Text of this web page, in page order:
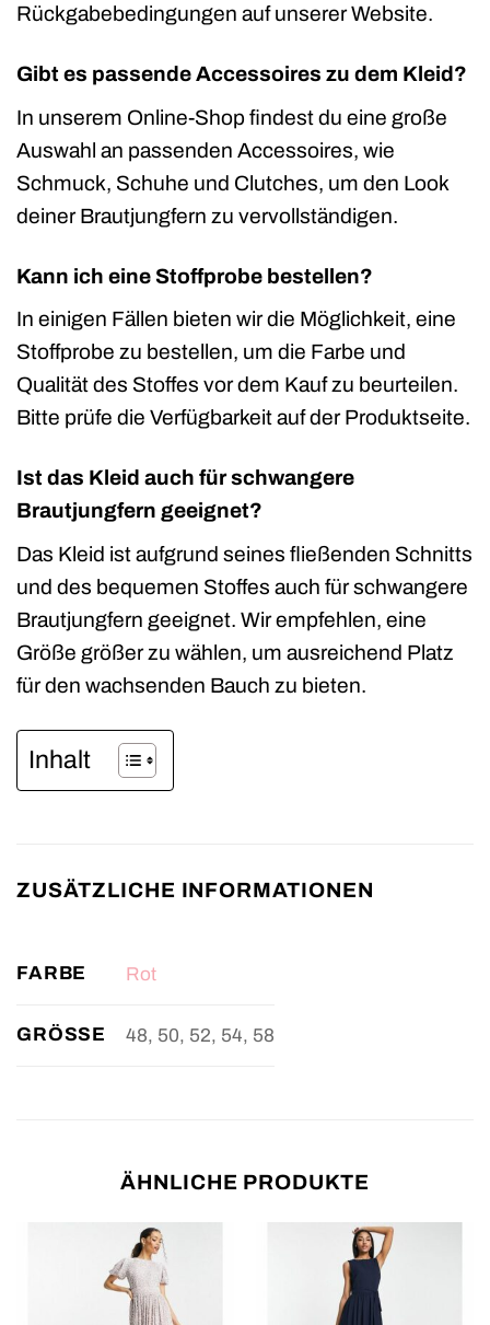
Rückgabebedingungen auf unserer Website.
Gibt es passende Accessoires zu dem Kleid?
In unserem Online-Shop findest du eine große
Auswahl an passenden Accessoires, wie
Schmuck, Schuhe und Clutches, um den Look
deiner Brautjungfern zu vervollständigen.
Kann ich eine Stoffprobe bestellen?
In einigen Fällen bieten wir die Möglichkeit, eine
Stoffprobe zu bestellen, um die Farbe und
Qualität des Stoffes vor dem Kauf zu beurteilen.
Bitte prüfe die Verfügbarkeit auf der Produktseite.
Ist das Kleid auch für schwangere
Brautjungfern geeignet?
Das Kleid ist aufgrund seines fließenden Schnitts
und des bequemen Stoffes auch für schwangere
Brautjungfern geeignet. Wir empfehlen, eine
Größe größer zu wählen, um ausreichend Platz
für den wachsenden Bauch zu bieten.
Inhalt
ZUSÄTZLICHE INFORMATIONEN
FARBE Rot
GRÖSSE 48, 50, 52, 54, 58
ÄHNLICHE PRODUKTE